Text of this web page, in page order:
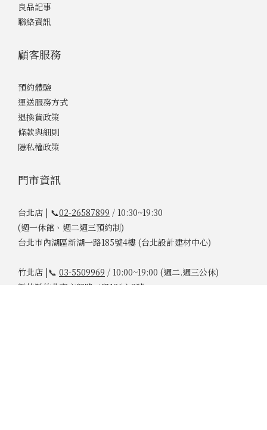
良品記事
聯絡資訊
顧客服務
預約體驗
運送服務方式
退換貨政策
條款與細則
隱私權政策
門市資訊
台北店 | 📞02-26587899 / 10:30~19:30
(週一休館、週二週三預約制)
台北市內湖區新湖一路185號4樓 (台北設計建材中心)
竹北店 |📞 03-5509969 / 10:00~19:00 (週二.週三公休)
新竹縣竹北市文興路二段126之2號